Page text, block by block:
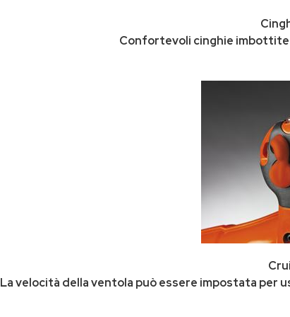
Confortevoli cinghie imbottite
La velocità della ventola può essere impostata per